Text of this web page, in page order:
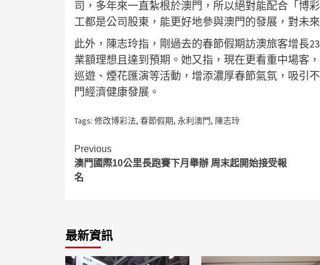
司，多年來一直紮根於澳門，所以絕對能配合「博
工都是公司股東，能更好地參與澳門的發展，對未
此外，陳志玲指，剛過去的春節假期訪澳旅客增長
業額理想且達到預期。她又指，現在更看重中場客
巡遊、煙花匯演等活動，增添濃厚春節氣氛，吸引
門經濟健康發展。
Tags: 修改博彩法, 春節假期, 永利澳門, 陳志玲
Continue
Reading
Previous
澳門國際10公里長跑賽下月舉辦 周末起開始接受報
名
最新資訊